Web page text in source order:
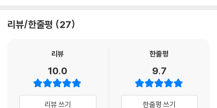
중 극히 일부로, DNA와 달리 살아 있는 세포 내에서 능동적인 역할을 수행
움직일 수 있고, 줄기세포가 활동성을 유지하게도 하며, 염색체 말단에 D
NA를 구축해 노화를 방지하기도 한다. 종이접기를 하듯 자유자재로 구부
러지는 RNA에 비하면 유전적 모체인 DNA는 인기곡이 하나뿐인 가수처
리뷰/한줄평 27
리뷰
10.0
리뷰 쓰기
한줄평
9.7
한줄평 쓰기